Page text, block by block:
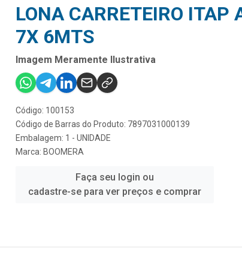
LONA CARRETEIRO ITAP
7X 6MTS
Imagem Meramente Ilustrativa
Código: 100153
Código de Barras do Produto: 7897031000139
Embalagem: 1 - UNIDADE
Marca: BOOMERA
Faça seu login ou
cadastre-se para ver preços e comprar